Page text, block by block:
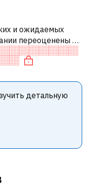
и ожидаемых
переоценены по
В
E и ней
детальную